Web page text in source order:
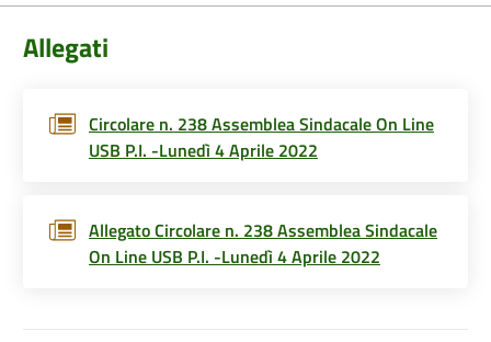
Allegati
Circolare n. 238 Assemblea Sindacale On Line
USB P.I. -Lunedì 4 Aprile 2022
Allegato Circolare n. 238 Assemblea Sindacale
On Line USB P.I. -Lunedì 4 Aprile 2022